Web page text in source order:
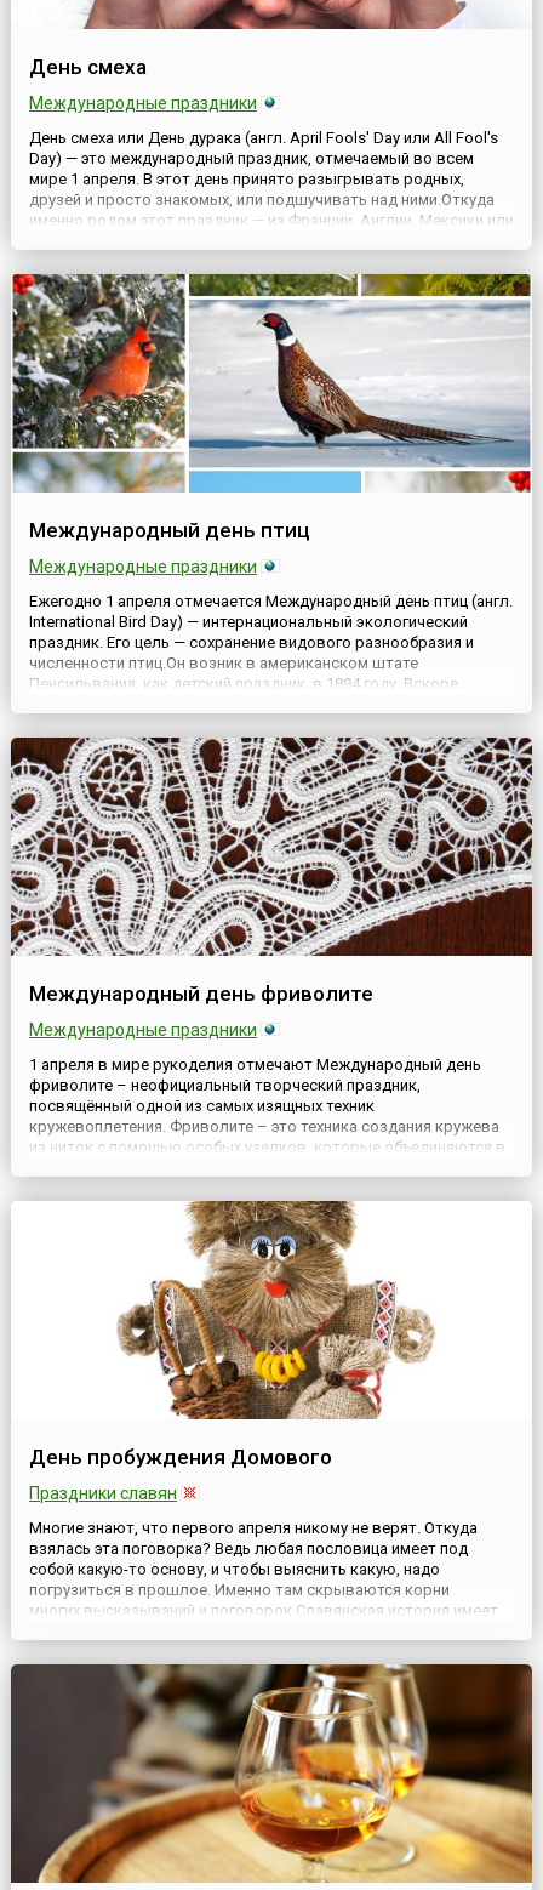
День смеха
Международные праздники
День смеха или День дурака (англ. April Fools' Day или All Fool's
Day) — это международный праздник, отмечаемый во всем
мире 1 апреля. В этот день принято разыгрывать родных,
друзей и просто знакомых, или подшучивать над ними.Откуда
именно родом этот праздник — из Франции, Англии, Мексики или
Международный день птиц
Международные праздники
Ежегодно 1 апреля отмечается Международный день птиц (англ.
International Bird Day) — интернациональный экологический
праздник. Его цель — сохранение видового разнообразия и
численности птиц.Он возник в американском штате
Пенсильвания, как детский праздник, в 1894 году. Вскоре,
мар...
Международный день фриволите
Международные праздники
1 апреля в мире рукоделия отмечают Международный день
фриволите – неофициальный творческий праздник,
посвящённый одной из самых изящных техник
кружевоплетения. Фриволите – это техника создания кружева
из ниток с помощью особых узелков, которые объединяются в
полотна как таковог...
День пробуждения Домового
Праздники славян
Многие знают, что первого апреля никому не верят. Откуда
взялась эта поговорка? Ведь любая пословица имеет под
собой какую-то основу, и чтобы выяснить какую, надо
погрузиться в прошлое. Именно там скрываются корни
многих высказываний и поговорок.Славянская история имеет
поверьях и пр...